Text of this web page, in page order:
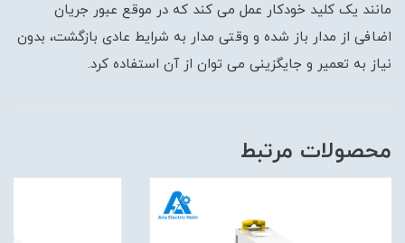
مانند یک کلید خودکار عمل می کند که در موقع عبور جریان
اضافی از مدار باز شده و وقتی مدار به شرایط عادی بازگشت، بدون
نیاز به تعمیر و جایگزینی می توان از آن استفاده کرد.
محصولات مرتبط